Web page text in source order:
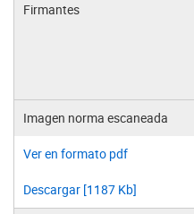
Firmantes
Imagen norma escaneada
Ver en formato pdf
Descargar [1187 Kb]